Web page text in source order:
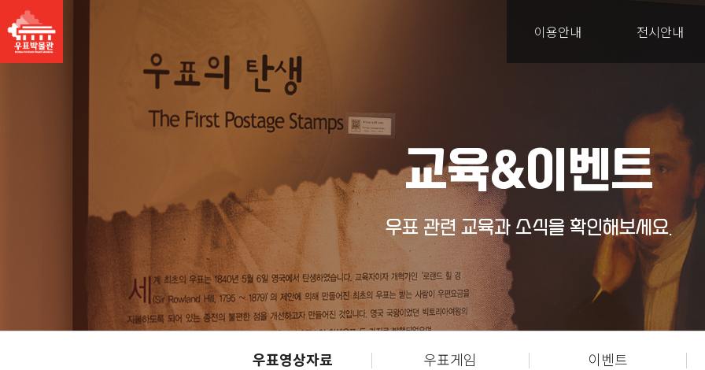
이용안내 전시안내
교육&이벤트
우표 관련 교육과 소식을 확인해보세요.
우표영상자료 우표게임 이벤트